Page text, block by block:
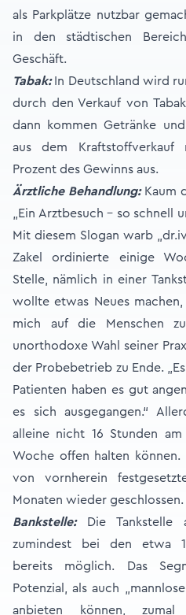
als Parkplätze nutzbar
in den städtischen
Geschäft.
Tabak:In Deutschland wird
durch den Verkauf von
dann kommen Getränke
aus dem
Prozent des Gewinns aus.
Ärztliche Behandlung:Kaum
„Ein Arztbesuch – so schnell
Mit diesem Slogan warb
Zakel ordinierte einige
Stelle, nämlich in einer
wollte etwas Neues
mich auf die Menschen
unorthodoxe Wahl seiner
der Probebetrieb zu Ende.
Patienten haben es gut
es sich ausgegangen.“
alleine nicht 16 Stunden
Woche offen halten
von vornherein
Monaten wieder geschlossen.
Bankstelle:Die Tankstelle
zumindest bei den etwa
bereits möglich. Das
Potenzial, als auch
anbieten können,